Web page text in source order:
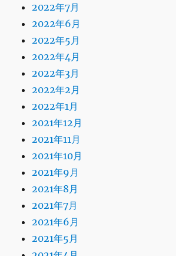
2022年7月
2022年6月
2022年5月
2022年4月
2022年3月
2022年2月
2022年1月
2021年12月
2021年11月
2021年10月
2021年9月
2021年8月
2021年7月
2021年6月
2021年5月